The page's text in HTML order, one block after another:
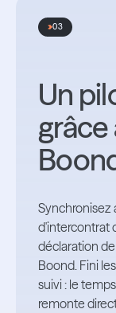
03
Un
grâce
Synchronisez
d'intercontrat
déclaration
Boond. Fini
suivi : le
remonte